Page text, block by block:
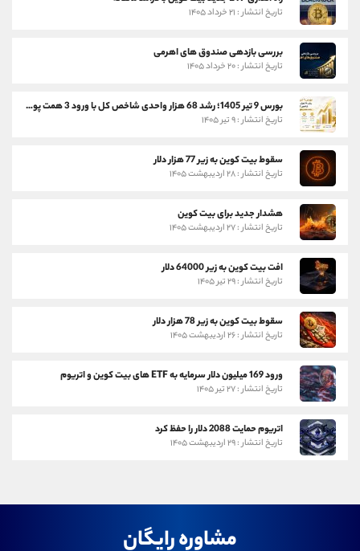
تاریخ انتشار : ۲۱ خرداد ۱۴۰۵
بررسی بازدهی صندوق های اهرمی
تاریخ انتشار : ۲۰ خرداد ۱۴۰۵
بورس 9 تیر 1405؛ رشد 68 هزار واحدی شاخص کل با ورود 3 همت پول حقیقی
تاریخ انتشار : ۹ تیر ۱۴۰۵
سقوط بیت کوین به زیر 77 هزار دلار
تاریخ انتشار : ۲۸ اردیبهشت ۱۴۰۵
هشدار جدید برای بیت کوین
تاریخ انتشار : ۲۷ اردیبهشت ۱۴۰۵
افت بیت کوین به زیر 64000 دلار
تاریخ انتشار : ۲۹ تیر ۱۴۰۵
سقوط بیت کوین به زیر 78 هزار دلار
تاریخ انتشار : ۲۶ اردیبهشت ۱۴۰۵
ورود 169 میلیون دلار سرمایه به ETF های بیت کوین و اتریوم
تاریخ انتشار : ۲۷ تیر ۱۴۰۵
اتریوم حمایت 2088 دلار را حفظ کرد
تاریخ انتشار : ۲۹ اردیبهشت ۱۴۰۵
مشاوره رایگان